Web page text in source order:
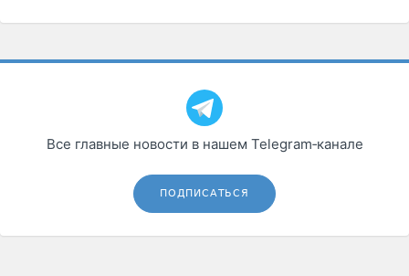
Все главные новости в нашем Telegram‑канале
ПОДПИСАТЬСЯ